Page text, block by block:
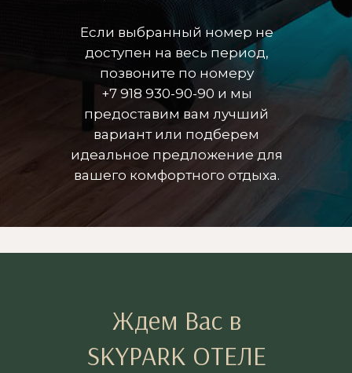
Если выбранный номер не
доступен на весь период,
позвоните по номеру
+7 918 930-90-90 и мы
предоставим вам лучший
вариант или подберем
идеальное предложение для
вашего комфортного отдыха.
Ждем Вас в
SKYPARK ОТЕЛЕ